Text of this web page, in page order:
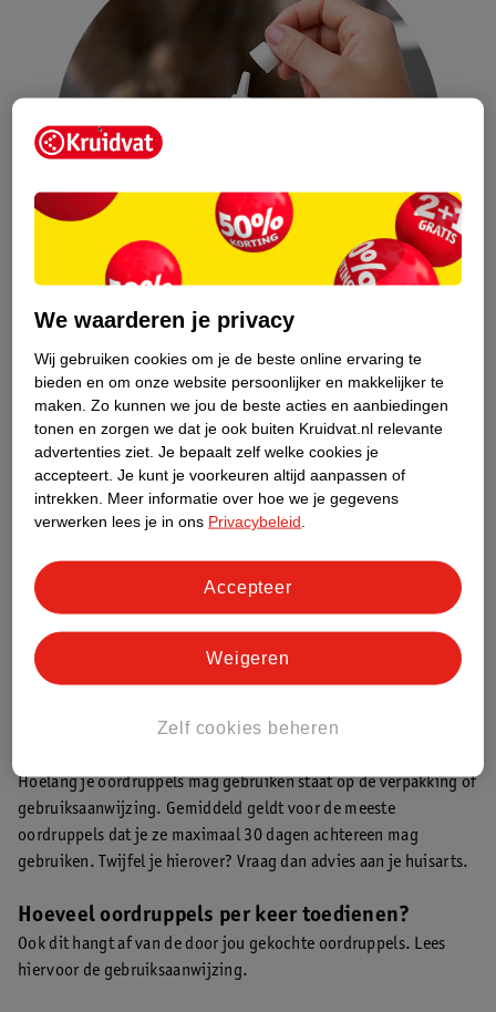
Oordruppels lopen er weer uit
Als de oordruppels er weer uit lopen, ben je misschien te snel
rechtop gaan zitten. Blijf bij de volgende keer toedienen
eventueel langer liggen, in ieder geval minimaal 10 minuten.
Vergeet ook niet om geregeld op je oorklep te drukken en
naar binnen gaan.
Oordruppels: hoelang moet je blijven liggen?
Voor de meeste oordruppels geldt dat je minimaal 10 minuten
moet blijven liggen. Op deze manier kunnen de druppels goed
Hoelang je oordruppels mag gebruiken staat op de verpakking of
gebruiksaanwijzing. Gemiddeld geldt voor de meeste
oordruppels dat je ze maximaal 30 dagen achtereen mag
gebruiken. Twijfel je hierover? Vraag dan advies aan je huisarts.
Hoeveel oordruppels per keer toedienen?
Ook dit hangt af van de door jou gekochte oordruppels. Lees
hiervoor de gebruiksaanwijzing.
We waarderen je privacy
Wij gebruiken cookies om je de beste online ervaring te
bieden en om onze website persoonlijker en makkelijker te
maken. Zo kunnen we jou de beste acties en aanbiedingen
tonen en zorgen we dat je ook buiten Kruidvat.nl relevante
advertenties ziet. Je bepaalt zelf welke cookies je
accepteert. Je kunt je voorkeuren altijd aanpassen of
intrekken.
Meer informatie over hoe we je gegevens
verwerken lees je in ons Privacybeleid
Zelf cookies beheren
Weigeren
Accepteer